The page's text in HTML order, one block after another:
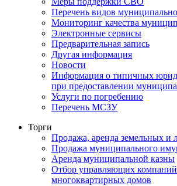
Перечень видов
Мониторинг качества
Электронные сервисы
Предварительная запись
Другая информация
Новости
Информация о типичных
при предоставлении
Услуги по погребению
Перечень МСЗУ
Торги
Продажа, аренда земельных и
Продажа муниципального
Аренда муниципальной казны
Отбор управляющих
многоквартирных домов